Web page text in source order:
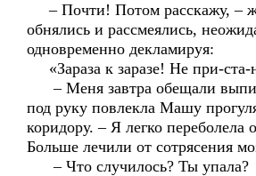
– Почти! Потом расскажу, –
обнялись и рассмеялись,
одновременно декламируя:
«Зараза к заразе! Не при-ста-
– Меня завтра обещали
под руку повлекла Машу
коридору. – Я легко переболела
Больше лечили от сотрясения
– Что случилось? Ты